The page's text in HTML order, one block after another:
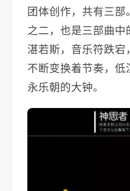
团体创作，共有三
之二，也是三部曲
湛若斯，音乐符跌
不断变换着节奏，
永乐朝的大钟。